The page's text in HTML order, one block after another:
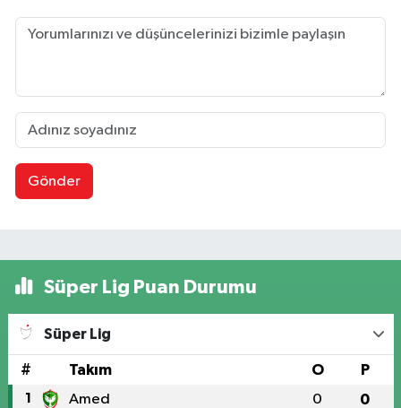
Gönder
Süper Lig Puan Durumu
Süper Lig
# Takım O P
1 Amed 0 0